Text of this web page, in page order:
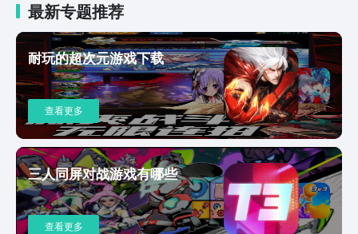
为下降，但是之后咱们又获取到了星官真魂的至宝碎片，
这也重新开启了修仙之路。游戏一开始的引导还是比较久
的，这里也会详细的说明咱们前期的修真之路有遇到哪些
情况。前期因为咱们对于玩法并不清楚，所以尽量还是跟
着主线教学来进行游戏是比较正确的。游戏前期咱们的修
炼基本上是比较顺畅的，这个时候咱们所获取到的物资和
修炼的材料都可以将其给囤积下来，在咱们中期之后用到
资源的地方还是很多的，这些节约下来的资源对我们来说
都是很重要的。上面这些便是问剑长生下载的详细说明。
这款游戏总体的可玩度还是很高的，其上手难度不算很
高，里面很多玩法官方都有做了简化，这样咱们在上手和
入坑的时候都会方便不少。
最新专题推荐
耐玩的超次元游戏下载
查看更多
三人同屏对战游戏有哪些
查看更多